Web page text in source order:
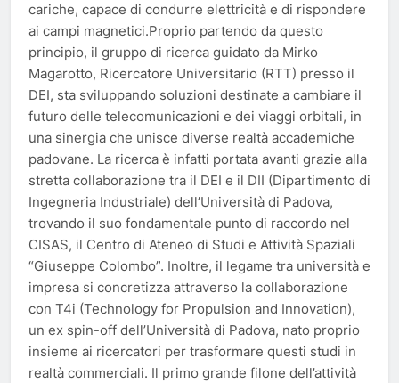
cariche, capace di condurre elettricità e di rispondere
ai campi magnetici.Proprio partendo da questo
principio, il gruppo di ricerca guidato da Mirko
Magarotto, Ricercatore Universitario (RTT) presso il
DEI, sta sviluppando soluzioni destinate a cambiare il
futuro delle telecomunicazioni e dei viaggi orbitali, in
una sinergia che unisce diverse realtà accademiche
padovane. La ricerca è infatti portata avanti grazie alla
stretta collaborazione tra il DEI e il DII (Dipartimento di
Ingegneria Industriale) dell’Università di Padova,
trovando il suo fondamentale punto di raccordo nel
CISAS, il Centro di Ateneo di Studi e Attività Spaziali
“Giuseppe Colombo”. Inoltre, il legame tra università e
impresa si concretizza attraverso la collaborazione
con T4i (Technology for Propulsion and Innovation),
un ex spin-off dell’Università di Padova, nato proprio
insieme ai ricercatori per trasformare questi studi in
realtà commerciali. Il primo grande filone dell’attività